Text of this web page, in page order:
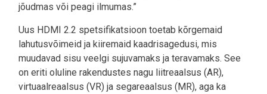
jõudmas või peagi ilmumas.”
Uus HDMI 2.2 spetsifikatsioon toetab kõrgemaid
lahutusvõimeid ja kiiremaid kaadrisagedusi, mis
muudavad sisu veelgi sujuvamaks ja teravamaks. See
on eriti oluline rakendustes nagu liitreaalsus (AR),
virtuaalreaalsus (VR) ja segareaalsus (MR), aga ka